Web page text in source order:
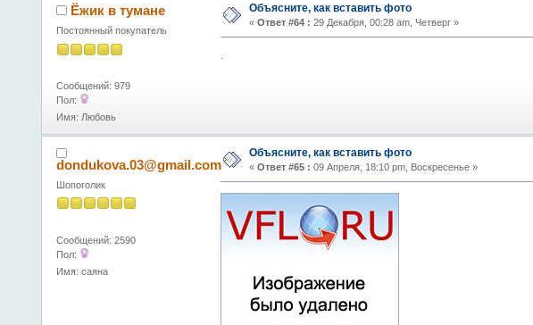
Ёжик в тумане
Постоянный покупатель
Сообщений: 979
Пол:
Имя: Любовь
Объясните, как вставить фото
« Ответ #64 : 29 Декабря, 00:28 am, Четверг »
.
dondukova.03@gmail.com
Шопоголик
Сообщений: 2590
Пол:
Имя: саяна
Объясните, как вставить фото
« Ответ #65 : 09 Апреля, 18:10 pm, Воскресенье »